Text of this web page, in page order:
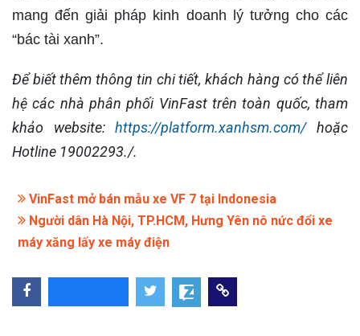
mang đến giải pháp kinh doanh lý tưởng cho các
“bác tài xanh”.
Để biết thêm thông tin chi tiết, khách hàng có thể liên
hệ các nhà phân phối VinFast trên toàn quốc, tham
khảo website:https://platform.xanhsm.com/hoặc
Hotline 19002293./.
VinFast mở bán mẫu xe VF 7 tại Indonesia
Người dân Hà Nội, TP.HCM, Hưng Yên nô nức đổi xe
máy xăng lấy xe máy điện